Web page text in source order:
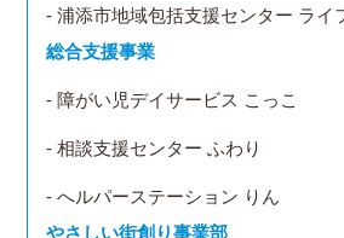
- 浦添市地域包括支援センター ライ
総合支援事業
- 障がい児デイサービス こっこ
- 相談支援センター ふわり
- へルパーステーション りん
やさしい街創り事業部